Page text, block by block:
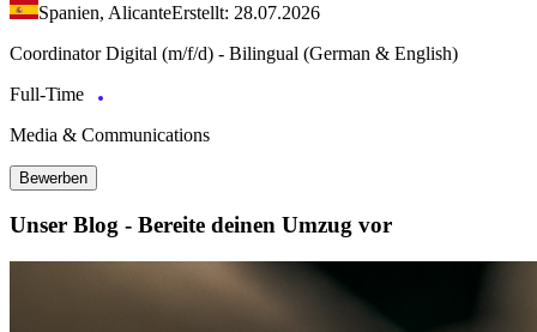
Spanien, AlicanteErstellt: 28.07.2026
Coordinator Digital (m/f/d) - Bilingual (German & English)
Full-Time
Media & Communications
Bewerben
Unser Blog - Bereite deinen Umzug vor